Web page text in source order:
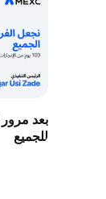
للجميع